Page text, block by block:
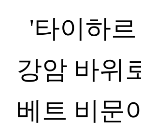
'타이하
강암 바위
베트 비문